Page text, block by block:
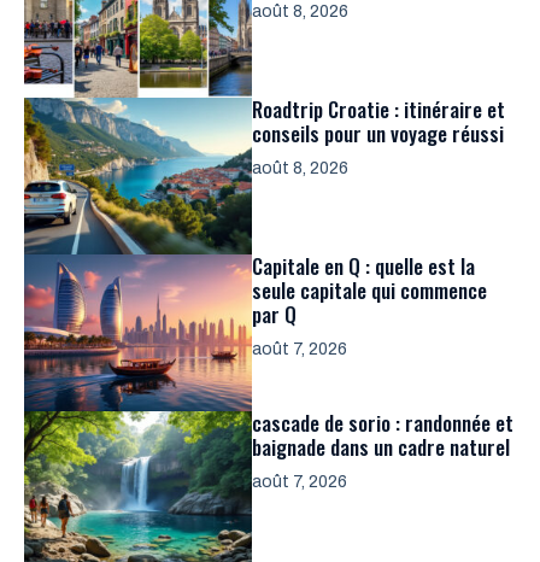
août 8, 2026
Roadtrip Croatie : itinéraire et
conseils pour un voyage réussi
août 8, 2026
Capitale en Q : quelle est la
seule capitale qui commence
par Q
août 7, 2026
cascade de sorio : randonnée et
baignade dans un cadre naturel
août 7, 2026